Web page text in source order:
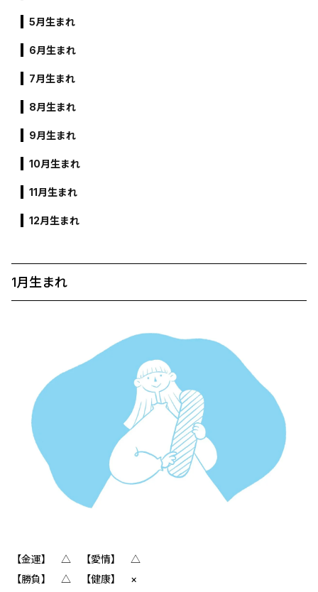
5月生まれ
6月生まれ
7月生まれ
8月生まれ
9月生まれ
10月生まれ
11月生まれ
12月生まれ
1月生まれ
【金運】 △ 【愛情】 △
【勝負】 △ 【健康】 ×